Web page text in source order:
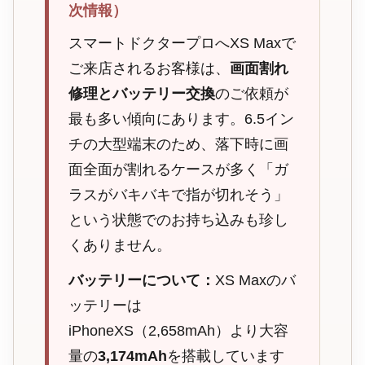
次情報）
スマートドクタープロへXS Maxで
ご来店されるお客様は、 画面割れ
修理とバッテリー交換のご依頼が
最も多い傾向にあります。6.5イン
チの大型端末のため、落下時に画
面全面が割れるケースが多く「ガ
ラスがバキバキで指が切れそう」
という状態でのお持ち込みも珍し
くありません。
バッテリーについて： XS Maxのバ
ッテリーは
iPhoneXS（2,658mAh）より大容
量の3,174mAhを搭載しています